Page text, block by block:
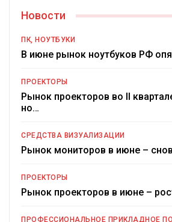
Новости
ПК, НОУТБУКИ
В июне рынок ноутбуков РФ
ПРОЕКТОРЫ
Рынок проекторов во II
но…
СРЕДСТВА ВИЗУАЛИЗАЦИИ
Рынок мониторов в июне –
ПРОЕКТОРЫ
Рынок проекторов в июне –
ПРОФЕССИОНАЛЬНОЕ ПРИКЛАДНОЕ ПО